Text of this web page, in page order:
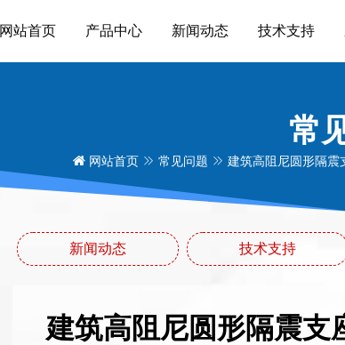
网站首页 产品中心 新闻动态 技术支持
常
网站首页 常见问题 建筑高阻尼圆形隔震
新闻动态 技术支持
建筑高阻尼圆形隔震支